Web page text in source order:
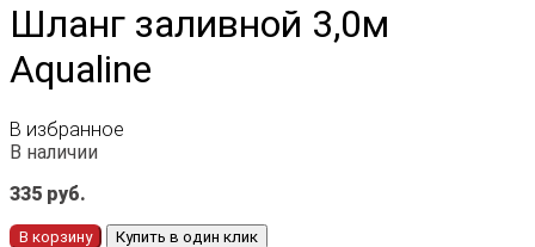
Шланг заливной 3,0м
Aqualine
В избранное
В наличии
335 руб.
В корзину Купить в один клик